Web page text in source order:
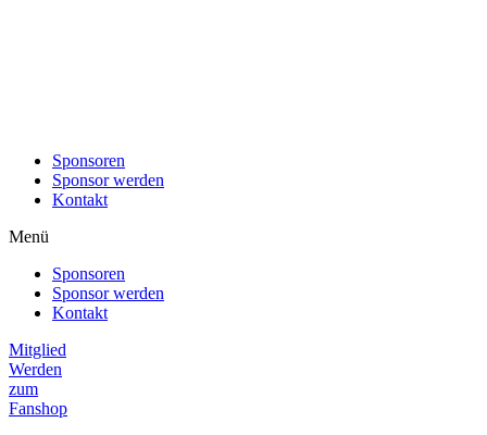
Sponsoren
Sponsor werden
Kontakt
Menü
Sponsoren
Sponsor werden
Kontakt
Mitglied
Werden
zum
Fanshop